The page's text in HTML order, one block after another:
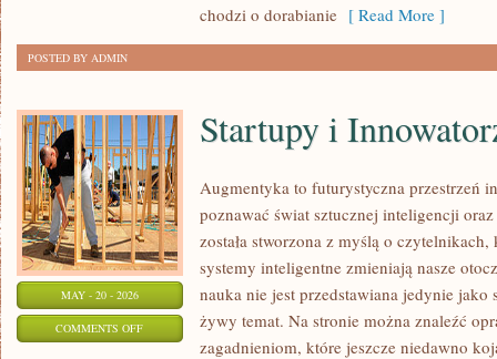
chodzi o dorabianie [ Read More ]
POSTED BY ADMIN
MAY - 20 - 2026
COMMENTS OFFON
Startupy i
Augmentyka to futurystyczna przestrzeń
poznawać świat sztucznej inteligencji
została stworzona z myślą o
systemy inteligentne zmieniają nasze
nauka nie jest przedstawiana jedynie
żywy temat. Na stronie można znaleźć
zagadnieniom, które jeszcze niedawno